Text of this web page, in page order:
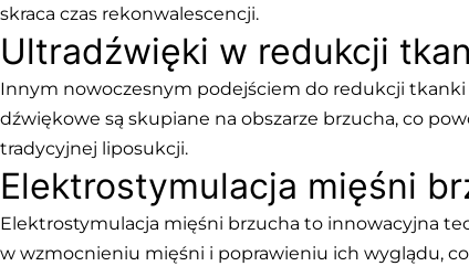
skraca czas rekonwalescencji.
Ultradźwięki w redukcji
Innym nowoczesnym podejściem do redukcji tkanki
dźwiękowe są skupiane na obszarze brzucha, co
tradycyjnej liposukcji.
Elektrostymulacja mięśni
Elektrostymulacja mięśni brzucha to innowacyjna
w wzmocnieniu mięśni i poprawieniu ich wyglądu,